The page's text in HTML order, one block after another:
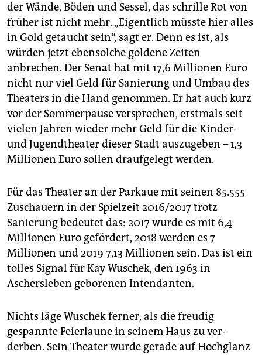
der Wände, Böden und Sessel, das schrille Rot von
früher ist nicht mehr. „Eigentlich müsste hier alles
in Gold getaucht sein“, sagt er. Denn es ist, als
würden jetzt ebensolche goldene Zeiten
anbrechen. Der Senat hat mit 17,6 Millionen Euro
nicht nur viel Geld für Sanierung und Umbau des
Theaters in die Hand genommen. Er hat auch kurz
vor der Sommerpause versprochen, erstmals seit
vielen Jahren wieder mehr Geld für die Kinder-
und Jugendtheater dieser Stadt auszugeben – 1,3
Millionen Euro sollen draufgelegt werden.
Für das Theater an der Park­aue mit seinen 85.555
Zuschauern in der Spielzeit 2016/2017 trotz
Sanierung bedeutet das: 2017 wurde es mit 6,4
Millionen Euro gefördert, 2018 werden es 7
Millionen und 2019 7,13 Millionen sein. Das ist ein
tolles Signal für Kay Wuschek, den 1963 in
Aschersleben geborenen Intendanten.
Nichts läge Wuschek ferner, als die freudig
gespannte Feierlaune in seinem Haus zu ver­
derben. Sein Theater wurde gerade auf Hochglanz